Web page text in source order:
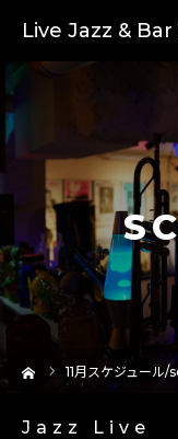
Live Jazz &
11月スケジュール
Jazz Live